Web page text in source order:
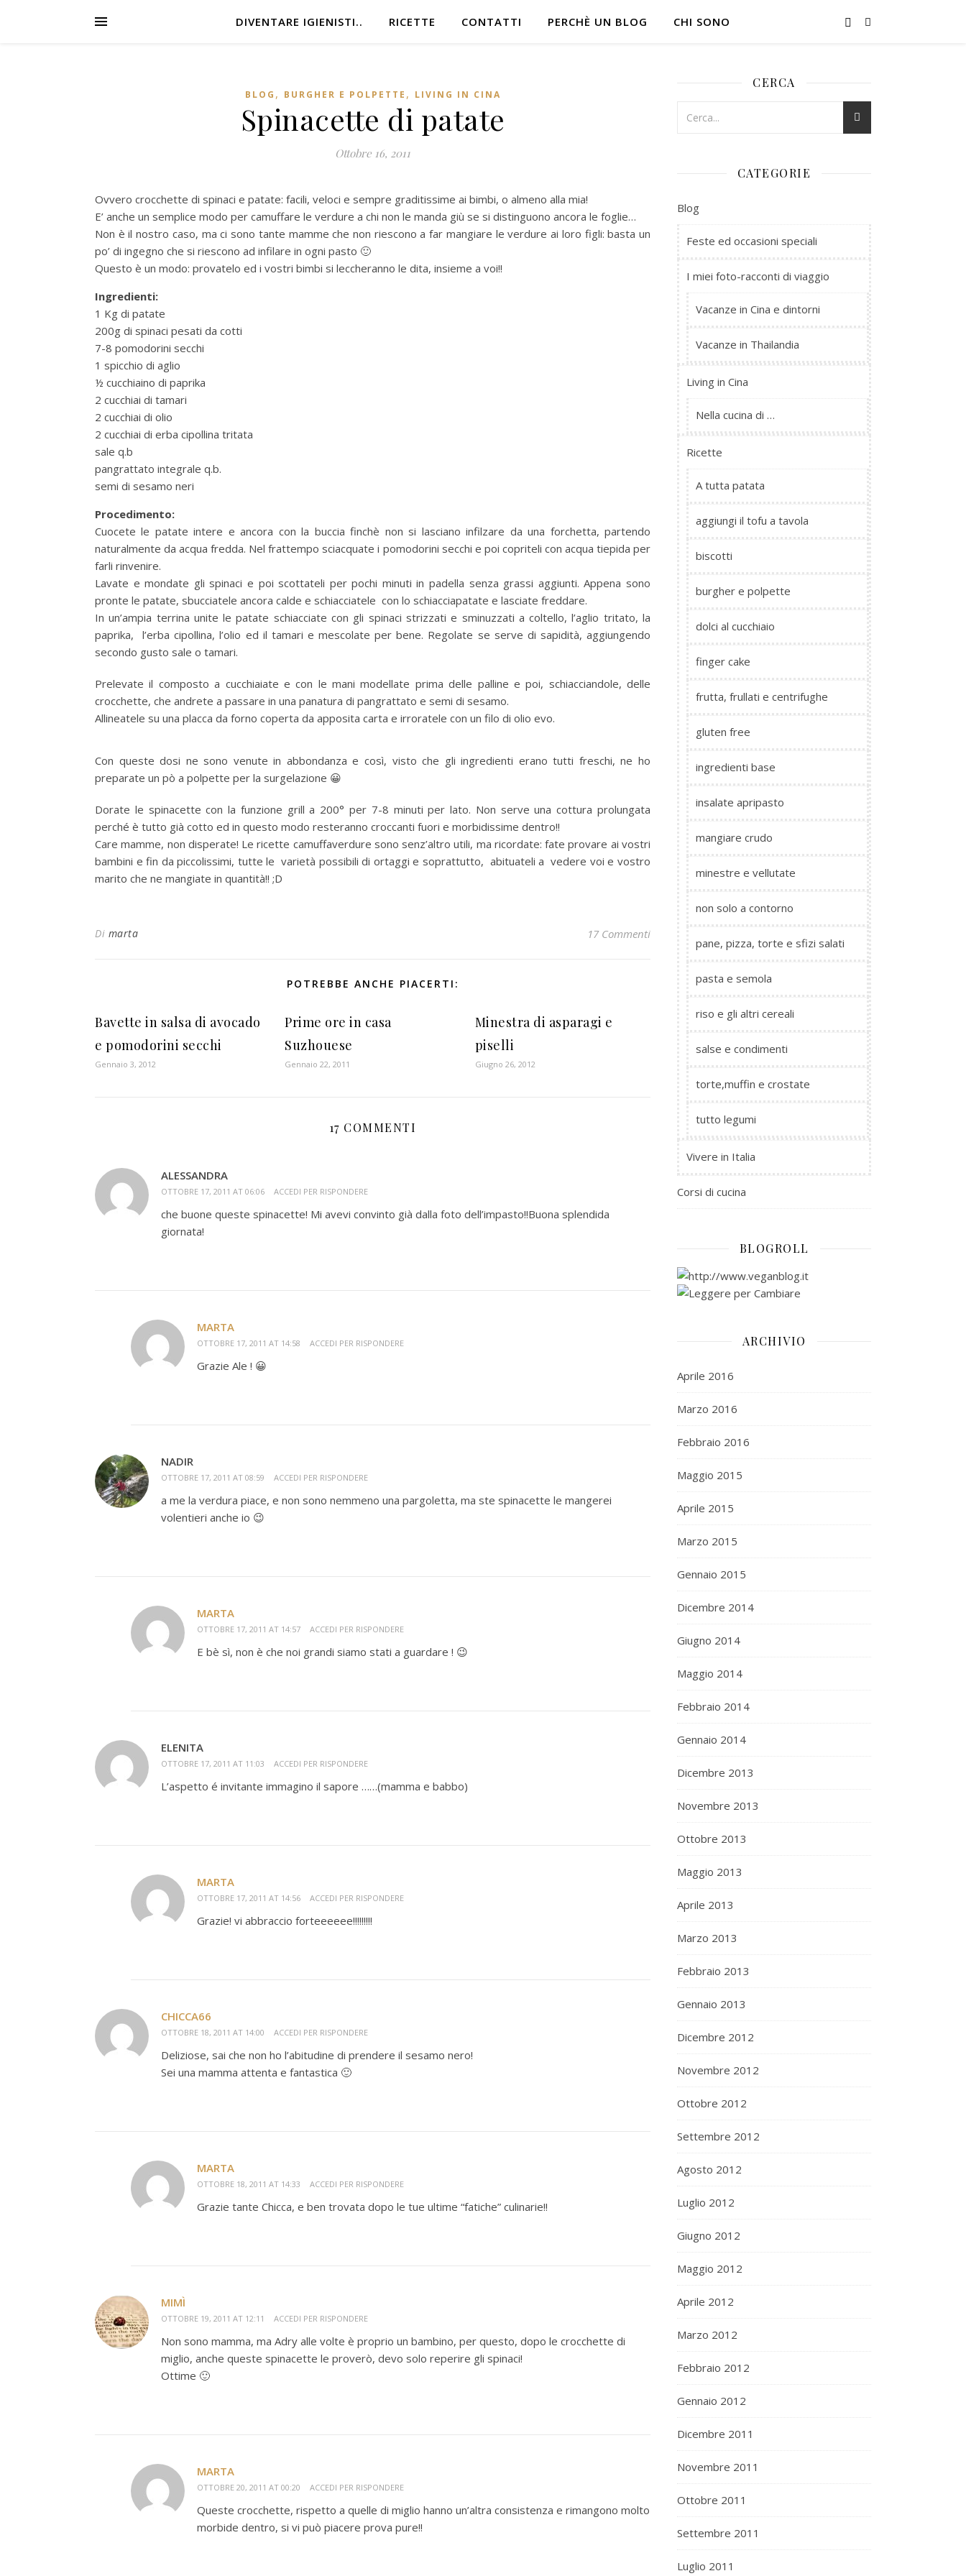
DIVENTARE IGIENISTI.. RICETTE CONTATTI PERCHÈ UN BLOG CHI SONO
BLOG , BURGHER E POLPETTE , LIVING IN CINA
Spinacette di patate
Ottobre 16, 2011
Ovvero crocchette di spinaci e patate: facili, veloci e sempre graditissime ai bimbi, o almeno alla mia!
E’ anche un semplice modo per camuffare le verdure a chi non le manda giù se si distinguono ancora le foglie…
Non è il nostro caso, ma ci sono tante mamme che non riescono a far mangiare le verdure ai loro figli: basta un
po’ di ingegno che si riescono ad infilare in ogni pasto 🙂
Questo è un modo: provatelo ed i vostri bimbi si leccheranno le dita, insieme a voi!!
Ingredienti:
1 Kg di patate
200g di spinaci pesati da cotti
7-8 pomodorini secchi
1 spicchio di aglio
½ cucchiaino di paprika
2 cucchiai di tamari
2 cucchiai di olio
2 cucchiai di erba cipollina tritata
sale q.b
pangrattato integrale q.b.
semi di sesamo neri
Procedimento:
Cuocete le patate intere e ancora con la buccia finchè non si lasciano infilzare da una forchetta, partendo
naturalmente da acqua fredda. Nel frattempo sciacquate i pomodorini secchi e poi copriteli con acqua tiepida per
farli rinvenire.
Lavate e mondate gli spinaci e poi scottateli per pochi minuti in padella senza grassi aggiunti. Appena sono
pronte le patate, sbucciatele ancora calde e schiacciatele con lo schiacciapatate e lasciate freddare.
In un’ampia terrina unite le patate schiacciate con gli spinaci strizzati e sminuzzati a coltello, l’aglio tritato, la
paprika, l’erba cipollina, l’olio ed il tamari e mescolate per bene. Regolate se serve di sapidità, aggiungendo
secondo gusto sale o tamari.
Prelevate il composto a cucchiaiate e con le mani modellate prima delle palline e poi, schiacciandole, delle
crocchette, che andrete a passare in una panatura di pangrattato e semi di sesamo.
Allineatele su una placca da forno coperta da apposita carta e irroratele con un filo di olio evo.
Con queste dosi ne sono venute in abbondanza e così, visto che gli ingredienti erano tutti freschi, ne ho
preparate un pò a polpette per la surgelazione 😀
Dorate le spinacette con la funzione grill a 200° per 7-8 minuti per lato. Non serve una cottura prolungata
perché è tutto già cotto ed in questo modo resteranno croccanti fuori e morbidissime dentro!!
Care mamme, non disperate! Le ricette camuffaverdure sono senz’altro utili, ma ricordate: fate provare ai vostri
bambini e fin da piccolissimi, tutte le varietà possibili di ortaggi e soprattutto, abituateli a vedere voi e vostro
marito che ne mangiate in quantità!! ;D
Di marta 17 Commenti
POTREBBE ANCHE PIACERTI:
Bavette in salsa di avocado
e pomodorini secchi
Gennaio 3, 2012
Prime ore in casa
Suzhouese
Gennaio 22, 2011
Minestra di asparagi e
piselli
Giugno 26, 2012
17 COMMENTI
ALESSANDRA
OTTOBRE 17, 2011 AT 06:06 ACCEDI PER RISPONDERE
che buone queste spinacette! Mi avevi convinto già dalla foto dell’impasto!!Buona splendida
giornata!
MARTA
OTTOBRE 17, 2011 AT 14:58 ACCEDI PER RISPONDERE
Grazie Ale ! 😀
NADIR
OTTOBRE 17, 2011 AT 08:59 ACCEDI PER RISPONDERE
a me la verdura piace, e non sono nemmeno una pargoletta, ma ste spinacette le mangerei
volentieri anche io 😉
MARTA
OTTOBRE 17, 2011 AT 14:57 ACCEDI PER RISPONDERE
E bè sì, non è che noi grandi siamo stati a guardare ! 😉
ELENITA
OTTOBRE 17, 2011 AT 11:03 ACCEDI PER RISPONDERE
L’aspetto é invitante immagino il sapore ……(mamma e babbo)
MARTA
OTTOBRE 17, 2011 AT 14:56 ACCEDI PER RISPONDERE
Grazie! vi abbraccio forteeeeee!!!!!!!!!
CHICCA66
OTTOBRE 18, 2011 AT 14:00 ACCEDI PER RISPONDERE
Deliziose, sai che non ho l’abitudine di prendere il sesamo nero!
Sei una mamma attenta e fantastica 🙂
MARTA
OTTOBRE 18, 2011 AT 14:33 ACCEDI PER RISPONDERE
Grazie tante Chicca, e ben trovata dopo le tue ultime “fatiche” culinarie!!
MIMÌ
OTTOBRE 19, 2011 AT 12:11 ACCEDI PER RISPONDERE
Non sono mamma, ma Adry alle volte è proprio un bambino, per questo, dopo le crocchette di
miglio, anche queste spinacette le proverò, devo solo reperire gli spinaci!
Ottime 🙂
MARTA
OTTOBRE 20, 2011 AT 00:20 ACCEDI PER RISPONDERE
Queste crocchette, rispetto a quelle di miglio hanno un’altra consistenza e rimangono molto
morbide dentro, si vi può piacere prova pure!!
CERCA
CATEGORIE
Blog
Feste ed occasioni speciali
I miei foto-racconti di viaggio
Vacanze in Cina e dintorni
Vacanze in Thailandia
Living in Cina
Nella cucina di …
Ricette
A tutta patata
aggiungi il tofu a tavola
biscotti
burgher e polpette
dolci al cucchiaio
finger cake
frutta, frullati e centrifughe
gluten free
ingredienti base
insalate apripasto
mangiare crudo
minestre e vellutate
non solo a contorno
pane, pizza, torte e sfizi salati
pasta e semola
riso e gli altri cereali
salse e condimenti
torte,muffin e crostate
tutto legumi
Vivere in Italia
Corsi di cucina
BLOGROLL
ARCHIVIO
Aprile 2016
Marzo 2016
Febbraio 2016
Maggio 2015
Aprile 2015
Marzo 2015
Gennaio 2015
Dicembre 2014
Giugno 2014
Maggio 2014
Febbraio 2014
Gennaio 2014
Dicembre 2013
Novembre 2013
Ottobre 2013
Maggio 2013
Aprile 2013
Marzo 2013
Febbraio 2013
Gennaio 2013
Dicembre 2012
Novembre 2012
Ottobre 2012
Settembre 2012
Agosto 2012
Luglio 2012
Giugno 2012
Maggio 2012
Aprile 2012
Marzo 2012
Febbraio 2012
Gennaio 2012
Dicembre 2011
Novembre 2011
Ottobre 2011
Settembre 2011
Luglio 2011